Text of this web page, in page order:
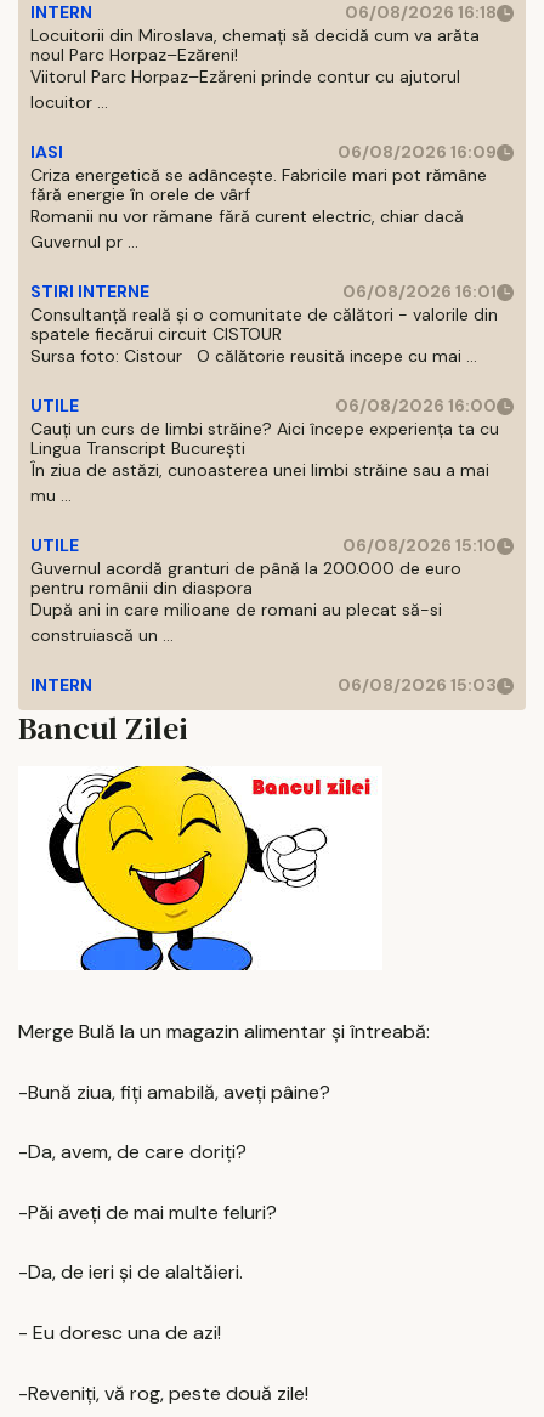
INTERN
06/08/2026 16:18
Locuitorii din Miroslava, chemați să decidă cum va arăta
noul Parc Horpaz–Ezăreni!
Viitorul Parc Horpaz–Ezăreni prinde contur cu ajutorul
locuitor ...
IASI
06/08/2026 16:09
Criza energetică se adâncește. Fabricile mari pot rămâne
fără energie în orele de vârf
Romanii nu vor rămane fără curent electric, chiar dacă
Guvernul pr ...
STIRI INTERNE
06/08/2026 16:01
Consultanță reală și o comunitate de călători - valorile din
spatele fiecărui circuit CISTOUR
Sursa foto: Cistour O călătorie reusită incepe cu mai ...
UTILE
06/08/2026 16:00
Cauți un curs de limbi străine? Aici începe experiența ta cu
Lingua Transcript București
În ziua de astăzi, cunoasterea unei limbi străine sau a mai
mu ...
UTILE
06/08/2026 15:10
Guvernul acordă granturi de până la 200.000 de euro
pentru românii din diaspora
După ani in care milioane de romani au plecat să-si
construiască un ...
INTERN 06/08/2026 15:03
Bancul Zilei
Merge Bulă la un magazin alimentar și întreabă:
-Bună ziua, fiți amabilă, aveți pâine?
-Da, avem, de care doriți?
-Păi aveți de mai multe feluri?
-Da, de ieri și de alaltăieri.
- Eu doresc una de azi!
-Reveniți, vă rog, peste două zile!